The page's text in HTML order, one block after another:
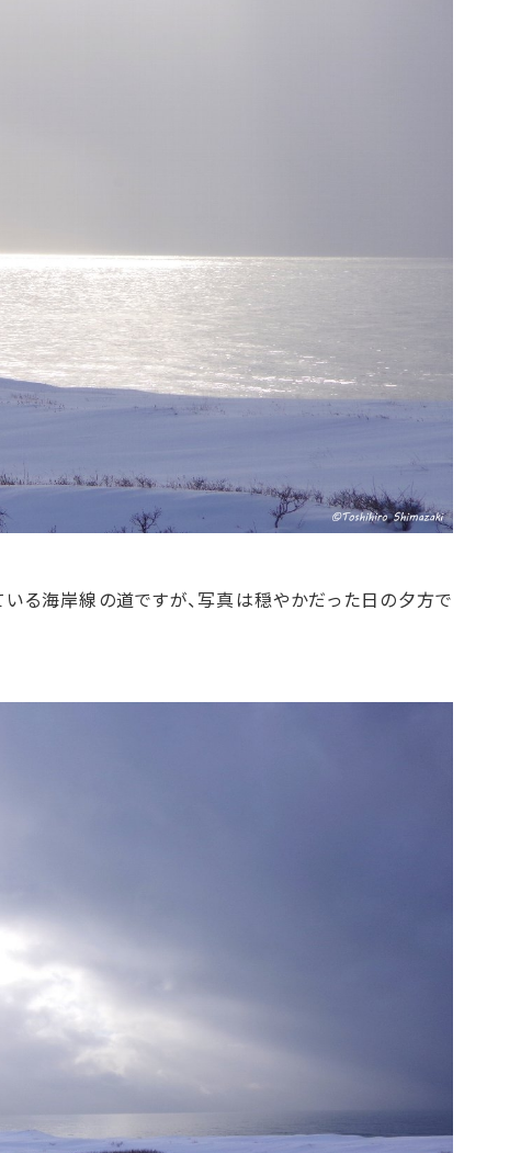
いる海岸線の道ですが、写真は穏やかだった日の夕方で